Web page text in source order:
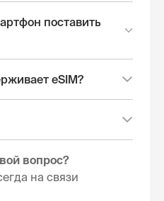
поставить
eSIM?
вопрос?
на связи